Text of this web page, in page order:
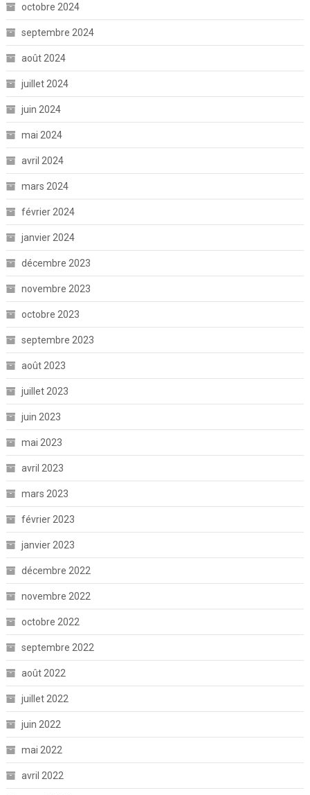
octobre 2024
septembre 2024
août 2024
juillet 2024
juin 2024
mai 2024
avril 2024
mars 2024
février 2024
janvier 2024
décembre 2023
novembre 2023
octobre 2023
septembre 2023
août 2023
juillet 2023
juin 2023
mai 2023
avril 2023
mars 2023
février 2023
janvier 2023
décembre 2022
novembre 2022
octobre 2022
septembre 2022
août 2022
juillet 2022
juin 2022
mai 2022
avril 2022